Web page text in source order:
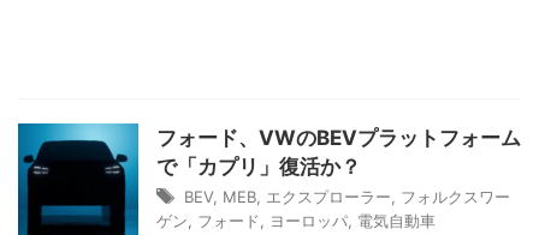
フォード、VWのBEVプラットフォーム
で「カプリ」復活か？
BEV, MEB エクスプローラー
フォルクスワー
ゲン
フォード ヨーロッパ 電気自動車